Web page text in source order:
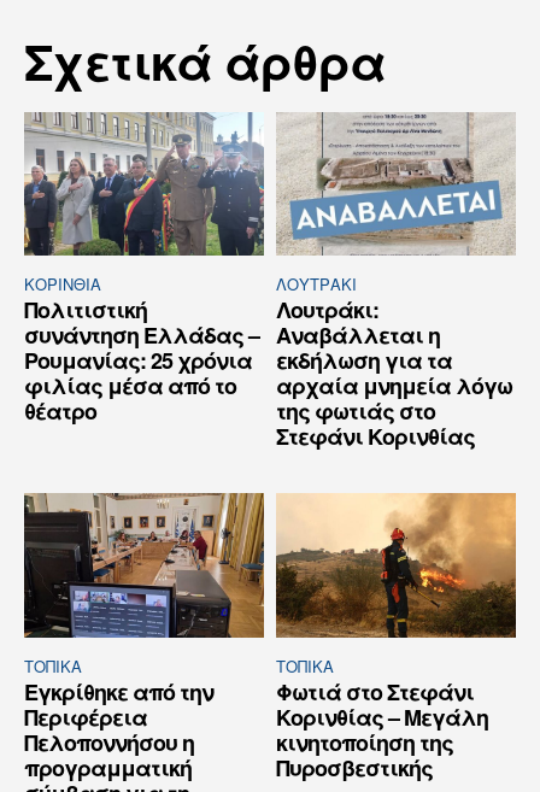
Σχετικά άρθρα
ΚΟΡΙΝΘΊΑ
Πολιτιστική
συνάντηση Ελλάδας –
Ρουμανίας: 25 χρόνια
φιλίας μέσα από το
θέατρο
ΛΟΥΤΡΆΚΙ
Λουτράκι:
Αναβάλλεται η
εκδήλωση για τα
αρχαία μνημεία λόγω
της φωτιάς στο
Στεφάνι Κορινθίας
ΤΟΠΙΚΑ
Εγκρίθηκε από την
Περιφέρεια
Πελοποννήσου η
προγραμματική
ΤΟΠΙΚΑ
Φωτιά στο Στεφάνι
Κορινθίας – Μεγάλη
κινητοποίηση της
Πυροσβεστικής